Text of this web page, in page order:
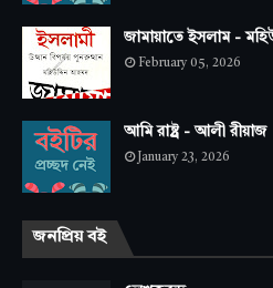
জামায়াতে ইসলাম -
February 05, 2026
আমি রাষ্ট্র - আলী রীয়াজ
January 23, 2026
জনপ্রিয় বই